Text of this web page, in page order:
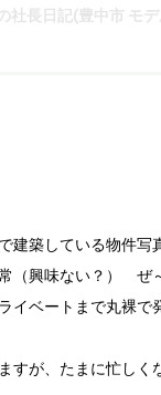
社長日記(豊中市 モ
建築している物件
（興味ない？） ぜ
イベートまで丸裸で
すが、たまに忙しく